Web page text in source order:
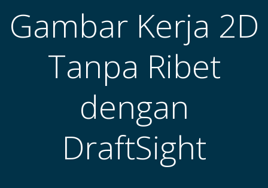
Gambar Kerja 2D
Tanpa Ribet
dengan
DraftSight